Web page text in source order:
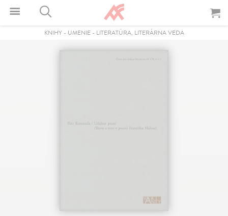
KNIHY- UMENIE- LITERATÚRA, LITERÁRNA VEDA